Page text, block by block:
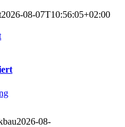
2026-08-07T10:56:05+02:00
2026-08-